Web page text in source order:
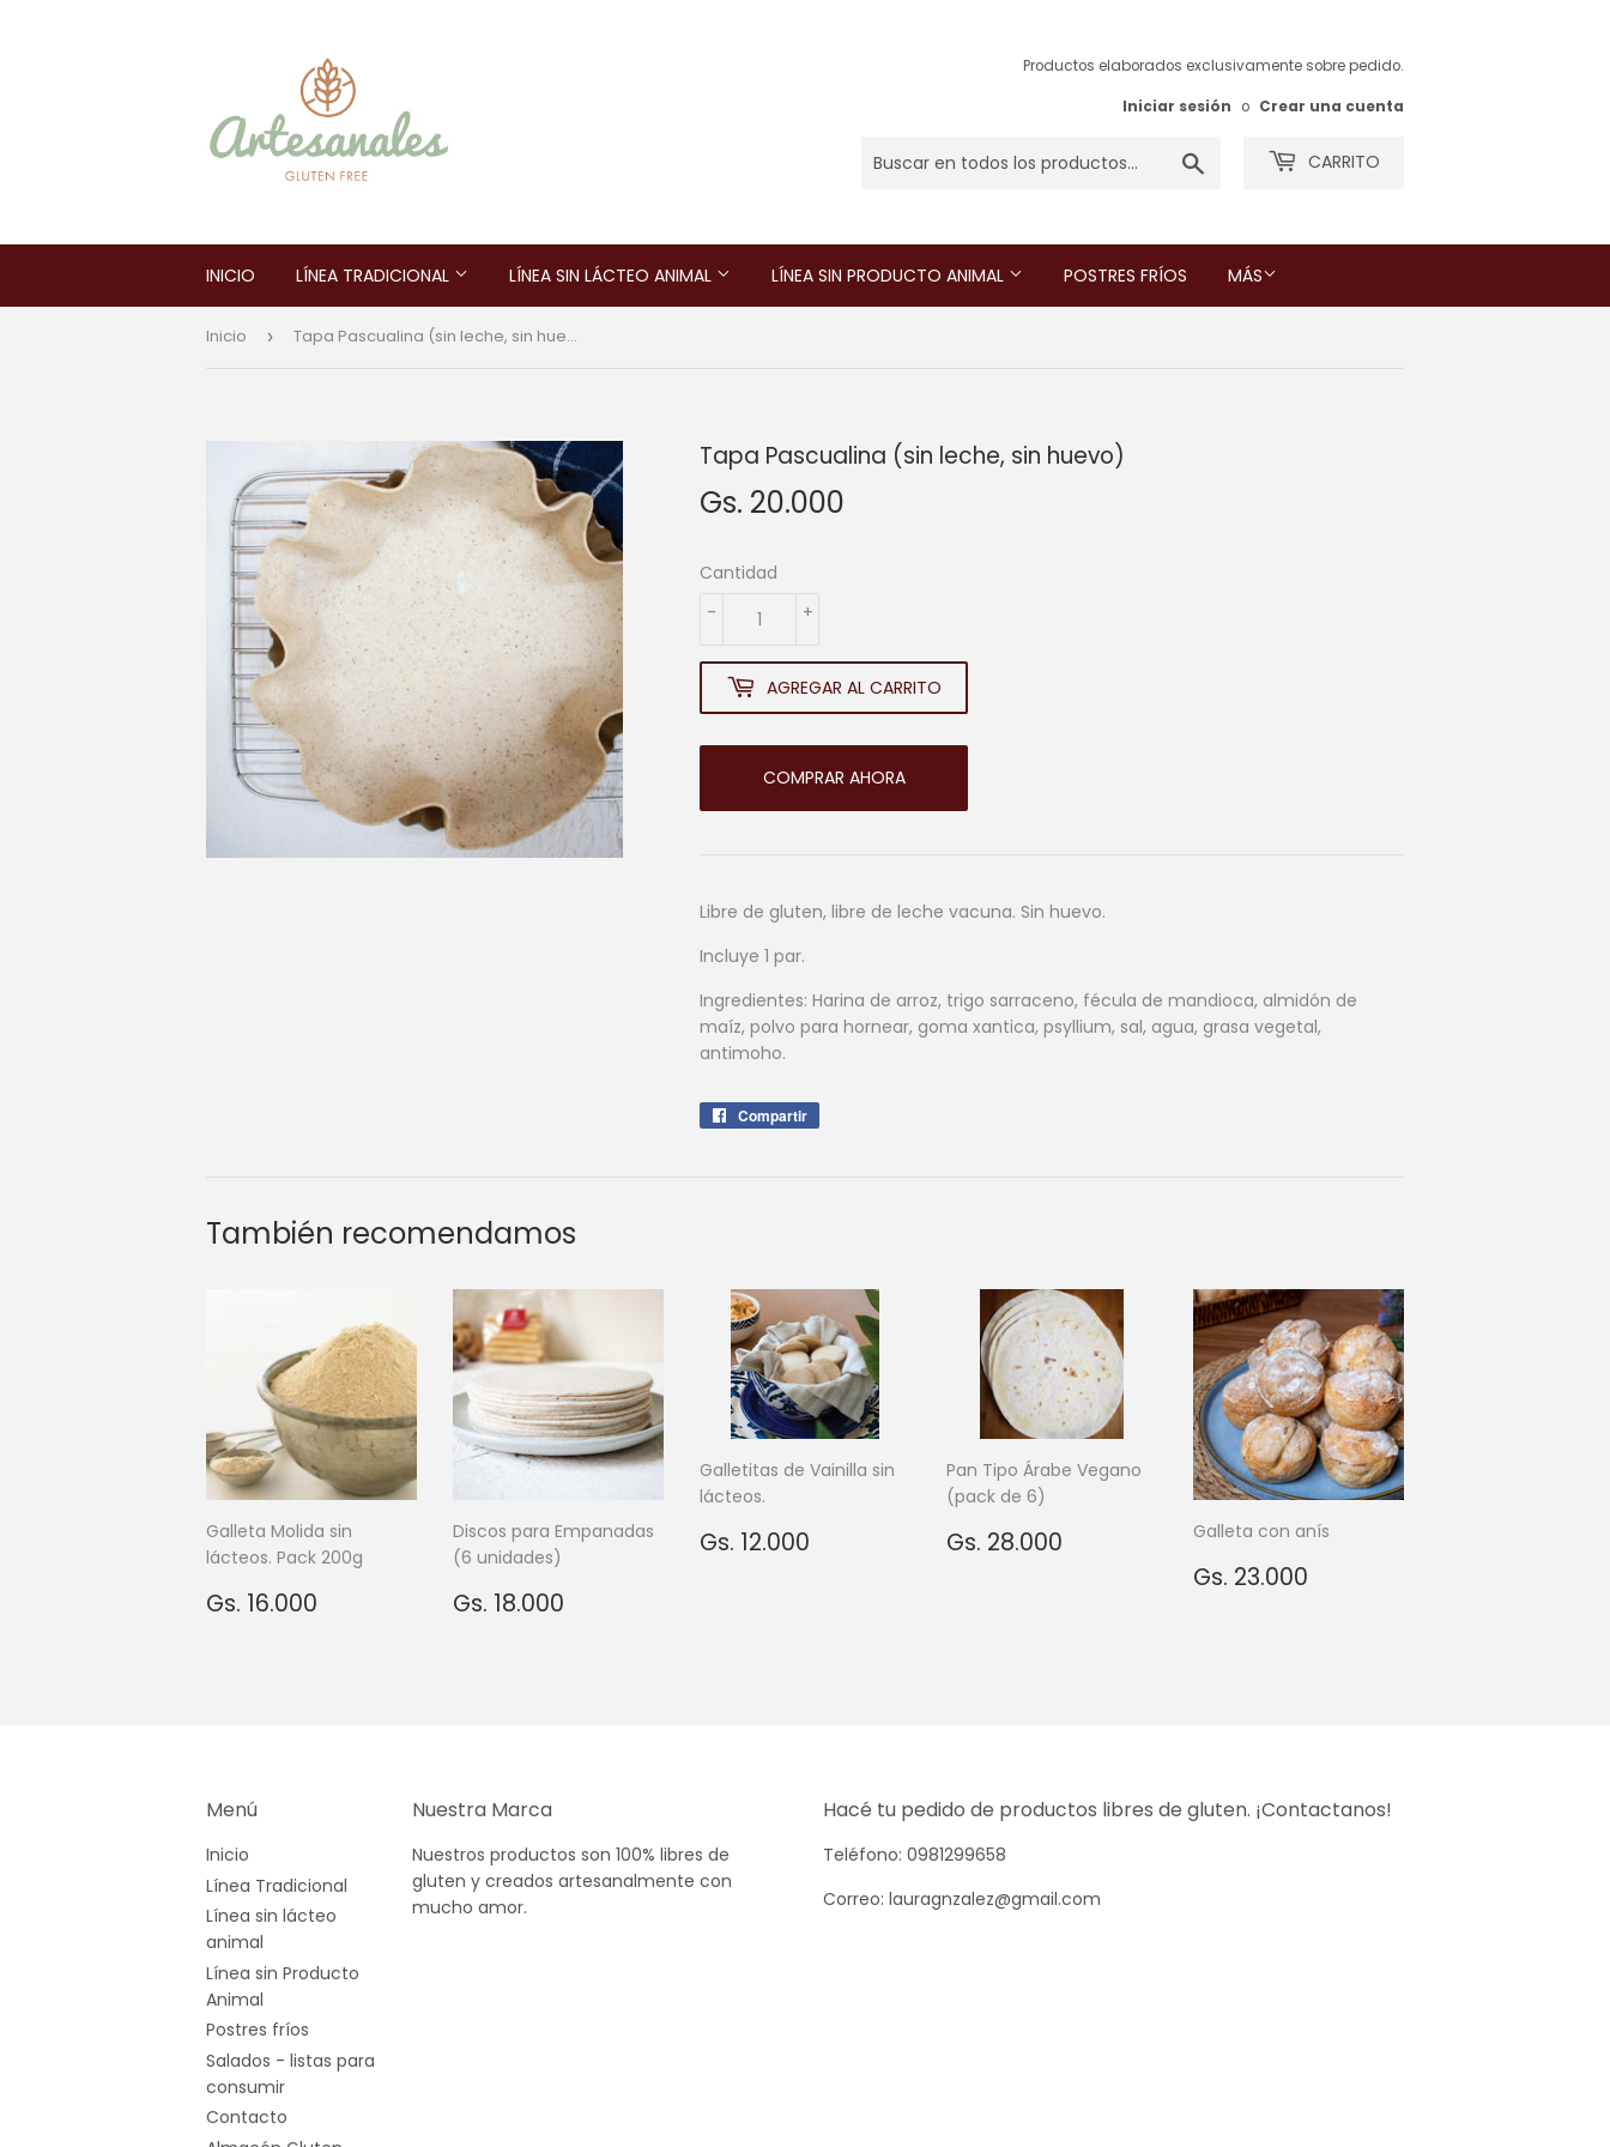
Productos elaborados exclusivamente sobre pedido.
Iniciar sesión o Crear una cuenta
CARRITO
INICIO LÍNEA TRADICIONAL LÍNEA SIN LÁCTEO ANIMAL LÍNEA SIN PRODUCTO ANIMAL POSTRES FRÍOS MÁS
Inicio › Tapa Pascualina (sin leche, sin huevo)
Tapa Pascualina (sin leche, sin huevo)
Gs. 20.000
Cantidad
+
-
AGREGAR AL CARRITO
COMPRAR AHORA
Libre de gluten, libre de leche vacuna. Sin huevo.
Incluye 1 par.
Ingredientes: Harina de arroz, trigo sarraceno, fécula de mandioca, almidón de
maíz, polvo para hornear, goma xantica, psyllium, sal, agua, grasa vegetal,
antimoho.
Compartir
También recomendamos
Galleta Molida sin
lácteos. Pack 200g
Precio
Gs. 16.000
Discos para Empanadas
(6 unidades)
Precio
Gs. 18.000
Galletitas de Vainilla sin
lácteos.
Precio
Gs. 12.000
Pan Tipo Árabe Vegano
(pack de 6)
Precio
Gs. 28.000 Galleta con anís
Precio
Gs. 23.000
Menú
Inicio
Línea Tradicional
Línea sin lácteo
animal
Línea sin Producto
Animal
Postres fríos
Salados - listas para
consumir
Contacto
Nuestra Marca
Nuestros productos son 100% libres de
gluten y creados artesanalmente con
mucho amor.
Hacé tu pedido de productos libres de gluten. ¡Contactanos!
Teléfono: 0981299658
Correo: lauragnzalez@gmail.com